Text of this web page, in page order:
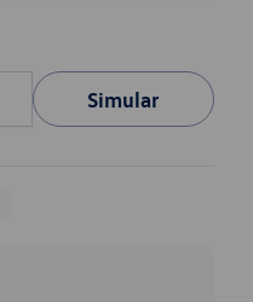
Simular